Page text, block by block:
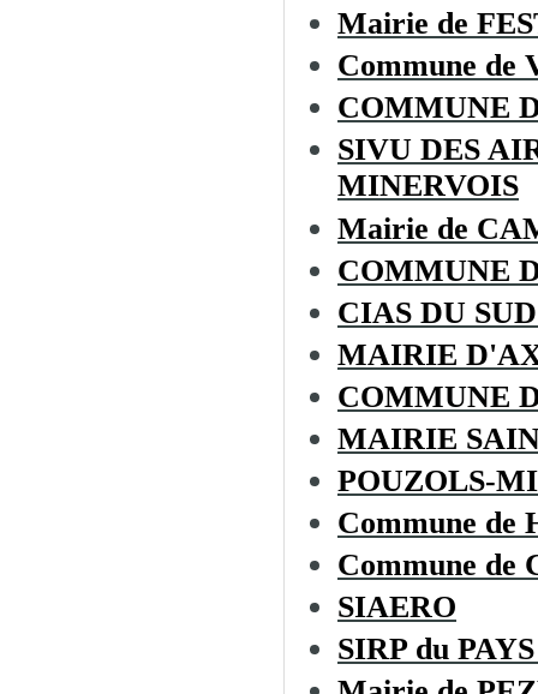
Mairie de
Commune de
COMMUNE
SIVU DES
MINERVOIS
Mairie de
COMMUNE
CIAS DU
MAIRIE
COMMUNE
MAIRIE
POUZOLS-
Commune de
Commune de
SIAERO
SIRP du